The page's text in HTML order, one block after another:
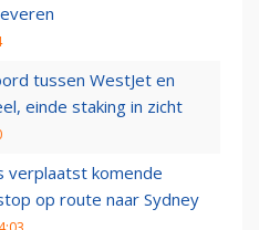
tussen WestJet en
einde staking in zicht
verplaatst komende
op route naar Sydney